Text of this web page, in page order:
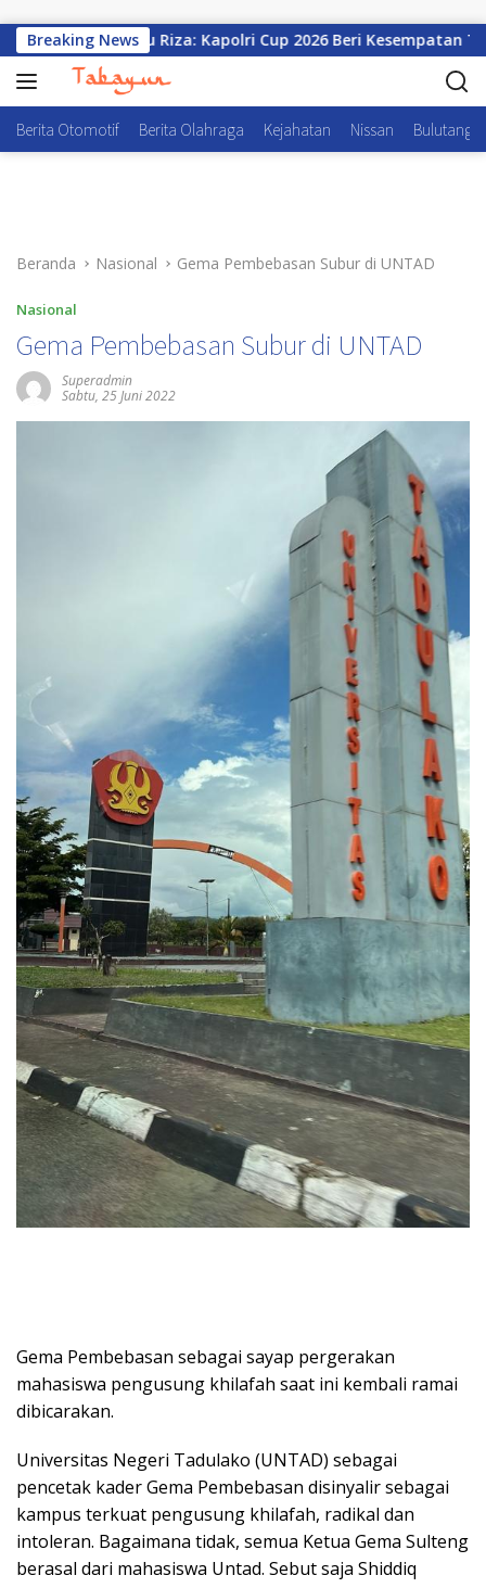
Breaking News
Ibnu Riza: Kapolri Cup 2026 Beri Kesempatan Talenta
Berita Otomotif Berita Olahraga Kejahatan Nissan
Beranda Nasional Gema Pembebasan Subur di UNTAD
Nasional
Gema Pembebasan Subur di UNTAD
Superadmin
Sabtu, 25 Juni 2022
Gema Pembebasan sebagai sayap pergerakan
mahasiswa pengusung khilafah saat ini kembali ramai
dibicarakan.
Universitas Negeri Tadulako (UNTAD) sebagai
pencetak kader Gema Pembebasan disinyalir sebagai
kampus terkuat pengusung khilafah, radikal dan
intoleran. Bagaimana tidak, semua Ketua Gema Sulteng
berasal dari mahasiswa Untad. Sebut saja Shiddiq